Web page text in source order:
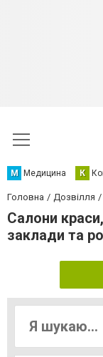
М Медицина К
Головна Дозвілля
Салони краси,
заклади та